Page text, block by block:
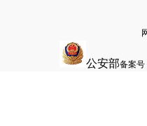
公安部备案号